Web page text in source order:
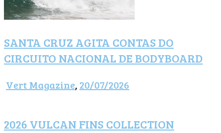
SANTA CRUZ AGITA CONTAS DO
CIRCUITO NACIONAL DE BODYBOARD
Vert Magazine, 20/07/2026
2026 VULCAN FINS COLLECTION